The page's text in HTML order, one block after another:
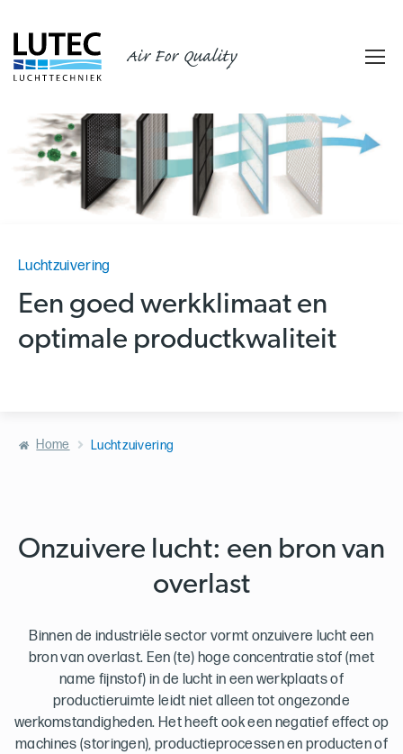
Air For Quality
Luchtzuivering
Een goed werkklimaat en
optimale productkwaliteit
Home Luchtzuivering
Onzuivere lucht: een bron van
overlast
Binnen de industriële sector vormt onzuivere lucht een
bron van overlast. Een (te) hoge concentratie stof (met
name fijnstof) in de lucht in een werkplaats of
productieruimte leidt niet alleen tot ongezonde
werkomstandigheden. Het heeft ook een negatief effect op
machines (storingen), productieprocessen en producten of